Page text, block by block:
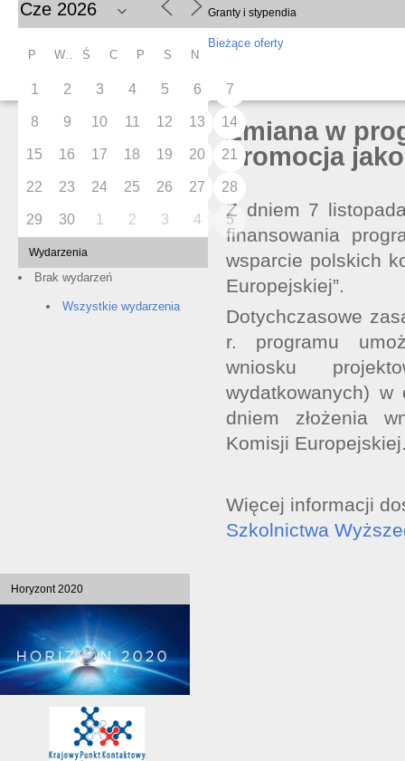
P Ś C P S N
1 2 3 4 5 6 7
8 9 10 11 12 13 14
15 16 17 18 19 20 21
22 23 24 25 26 27 28
29 30 1 2 3 4 5
Wydarzenia
Brak wydarzeń
Wszystkie wydarzenia
Granty i stypendia
Bieżące oferty
Zmiana w
promocja
Z dniem 7
finansowania
wsparcie polskich
Europejskiej”.
Dotychczasowe
r. programu
wniosku
wydatkowanych)
dniem złożenia
Komisji
Więcej informacji
Szkolnictwa
Horyzont 2020